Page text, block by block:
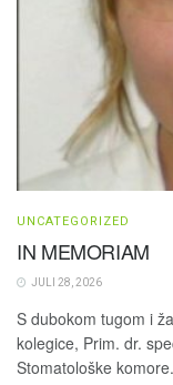
UNCATEGORIZED
IN MEMORIAM
JULI 28, 2026
S dubokom tugom i
kolegice, Prim. dr.
Stomatološke